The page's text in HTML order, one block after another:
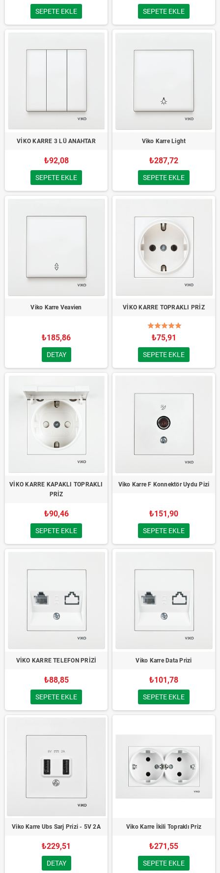
SEPETE EKLE SEPETE EKLE
VİKO KARRE 3 LÜ ANAHTAR
₺92,08
SEPETE EKLE
Viko Karre Light
₺287,72
SEPETE EKLE
Viko Karre Veavien
₺185,86
DETAY
VİKO KARRE TOPRAKLI PRİZ
₺75,91
SEPETE EKLE
VİKO KARRE KAPAKLI TOPRAKLI
PRİZ
₺90,46
SEPETE EKLE
Viko Karre F Konnektör Uydu Pizi
₺151,90
SEPETE EKLE
VİKO KARRE TELEFON PRİZİ
₺88,85
SEPETE EKLE
Viko Karre Data Prizi
₺101,78
SEPETE EKLE
Viko Karre Ubs Sarj Prizi - 5V 2A
₺229,51
DETAY
Viko Karre İkili Topraklı Priz
₺271,55
SEPETE EKLE